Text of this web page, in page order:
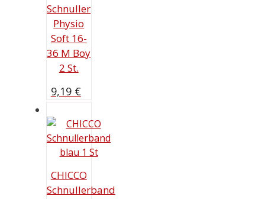
Schnuller
Physio
Soft 16-
36 M Boy
2 St.
9,19 €
CHICCO
Schnullerband